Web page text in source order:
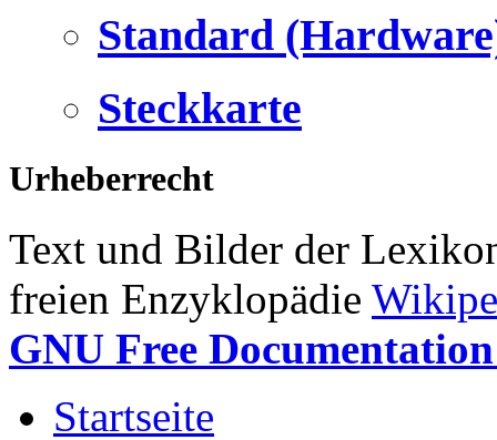
Standard
Steckkarte
Urheberrecht
Text und Bilder der
freien Enzyklopädie
GNU Free
Startseite